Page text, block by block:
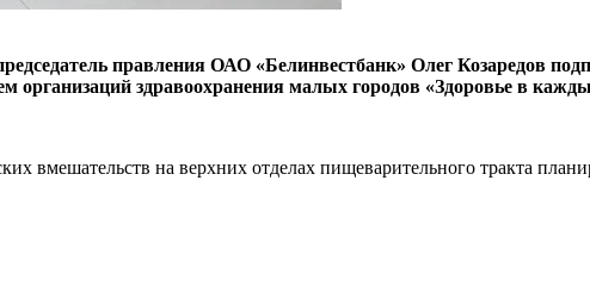
правления ОАО «Белинвестбанк» Олег Козаредов
здравоохранения малых городов «Здоровье в
вмешательств на верхних отделах пищеварительного тракта